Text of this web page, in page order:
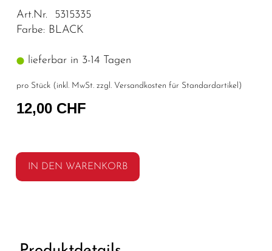
Art.Nr. 5315335
Farbe: BLACK
lieferbar in 3-14 Tagen
pro Stück (inkl. MwSt. zzgl. Versandkosten für Standardartikel )
12,00 CHF
IN DEN WARENKORB